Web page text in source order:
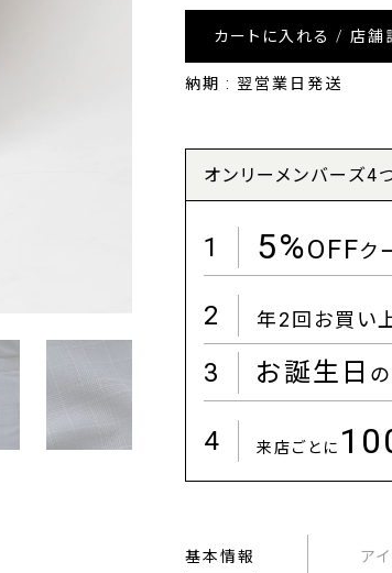
カートに入れる / 店舗
納期 : 翌営業日発送
オンリーメンバーズ4
1 5%OFFク
2 年2回お買い
3 お誕生日
4 来店ごとに
基本情報 ア